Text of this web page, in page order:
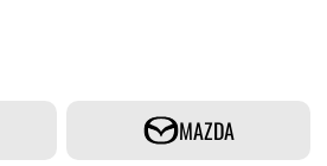
MAZDA